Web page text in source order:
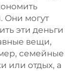
Они могут
эти деньги
вещи,
семейные
или отдых, а